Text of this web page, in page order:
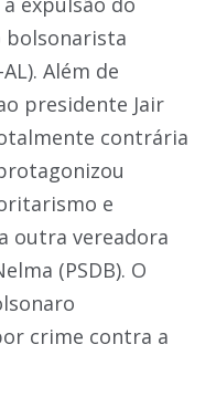
bolsonarista
Além de
presidente Jair
contrária
e
outra vereadora
(PSDB). O
crime contra a